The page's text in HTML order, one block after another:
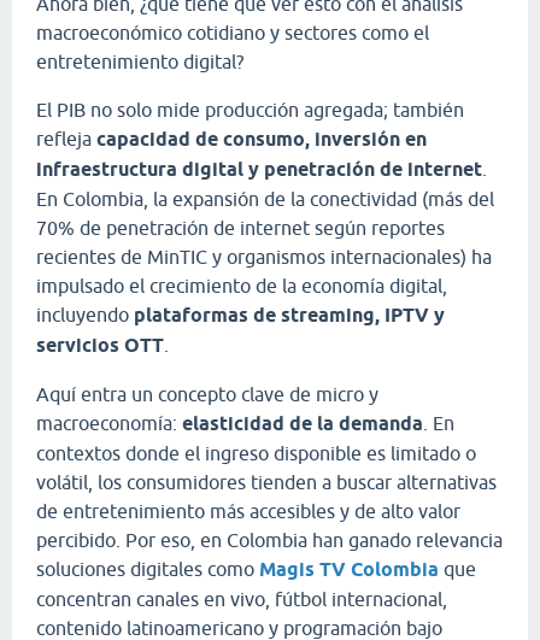
macroeconómico cotidiano y sectores como el
entretenimiento digital?
El PIB no solo mide producción agregada; también
refleja capacidad de consumo, inversión en
infraestructura digital y penetración de internet
En Colombia, la expansión de la conectividad (más del
70% de penetración de internet según reportes
recientes de MinTIC y organismos internacionales) ha
impulsado el crecimiento de la economía digital,
incluyendo plataformas de streaming, IPTV y
servicios OTT
Aquí entra un concepto clave de micro y
macroeconomía: elasticidad de la demanda . En
contextos donde el ingreso disponible es limitado o
volátil, los consumidores tienden a buscar alternativas
de entretenimiento más accesibles y de alto valor
percibido. Por eso, en Colombia han ganado relevancia
soluciones digitales como Magis TV Colombia que
concentran canales en vivo, fútbol internacional,
contenido latinoamericano y programación bajo